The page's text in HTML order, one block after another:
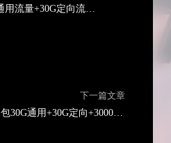
下一篇文章
联通语音卡66元包30G通用+30G定向+3000分钟通话+视频会员（长期套餐可选号）